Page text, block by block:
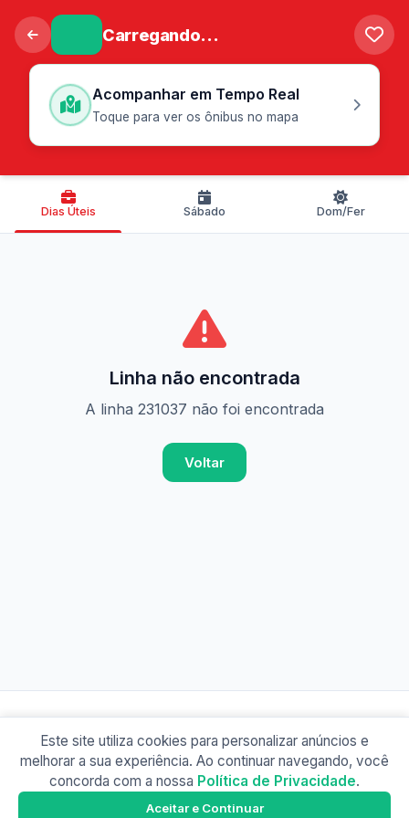
Carregando...
Acompanhar em Tempo Real
Toque para ver os ônibus no mapa
Dias Úteis Sábado Dom/Fer
Linha não encontrada
A linha 231037 não foi encontrada
Voltar
© 2026 Busão BR
Sobre Contato Política de Privacidade
Este site utiliza cookies para personalizar anúncios e
melhorar a sua experiência. Ao continuar navegando, você
concorda com a nossa Política de Privacidade.
Aceitar e Continuar